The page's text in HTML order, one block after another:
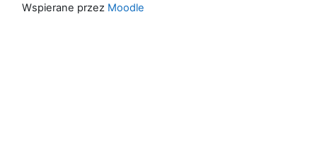
Wspierane przez Moodle